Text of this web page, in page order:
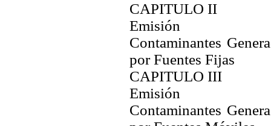
CAPITULO II
Emisión
Contaminantes
por Fuentes Fijas
CAPITULO III
Emisión
Contaminantes